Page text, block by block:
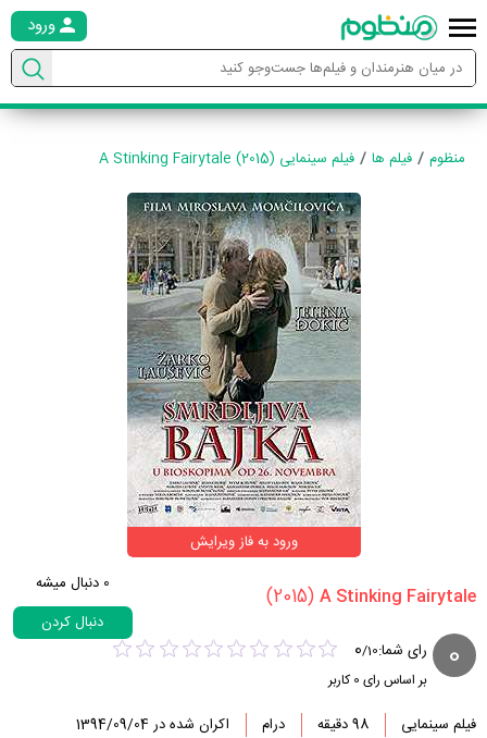
ورود
منظوم فیلم ها فیلم سینمایی A Stinking Fairytale (2015)
ورود به فاز ویرایش
(2015)
0 دنبال میشه
دنبال کردن
0 رای شما: 0/10
بر اساس رای 0کاربر
فیلم سینمایی 98 دقیقه درام
اکران شده در 1394/09/04